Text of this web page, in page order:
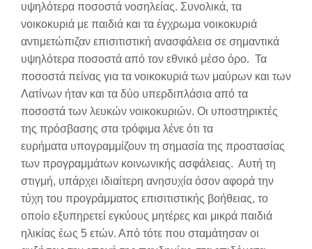
υψηλότερα ποσοστά νοσηλείας. Συνολικά, τα
νοικοκυριά με παιδιά και τα έγχρωμα νοικοκυριά
αντιμετώπιζαν επισιτιστική ανασφάλεια σε σημαντικά
υψηλότερα ποσοστά από τον εθνικό μέσο όρο. Τα
ποσοστά πείνας για τα νοικοκυριά των μαύρων και των
Λατίνων ήταν και τα δύο υπερδιπλάσια από τα
ποσοστά των λευκών νοικοκυριών. Οι υποστηρικτές
της πρόσβασης στα τρόφιμα λένε ότι τα
ευρήματα υπογραμμίζουν τη σημασία της προστασίας
των προγραμμάτων κοινωνικής ασφάλειας. Αυτή τη
στιγμή, υπάρχει ιδιαίτερη ανησυχία όσον αφορά την
τύχη του προγράμματος επισιτιστικής βοήθειας, το
οποίο εξυπηρετεί εγκύους μητέρες και μικρά παιδιά
ηλικίας έως 5 ετών. Από τότε που σταμάτησαν οι